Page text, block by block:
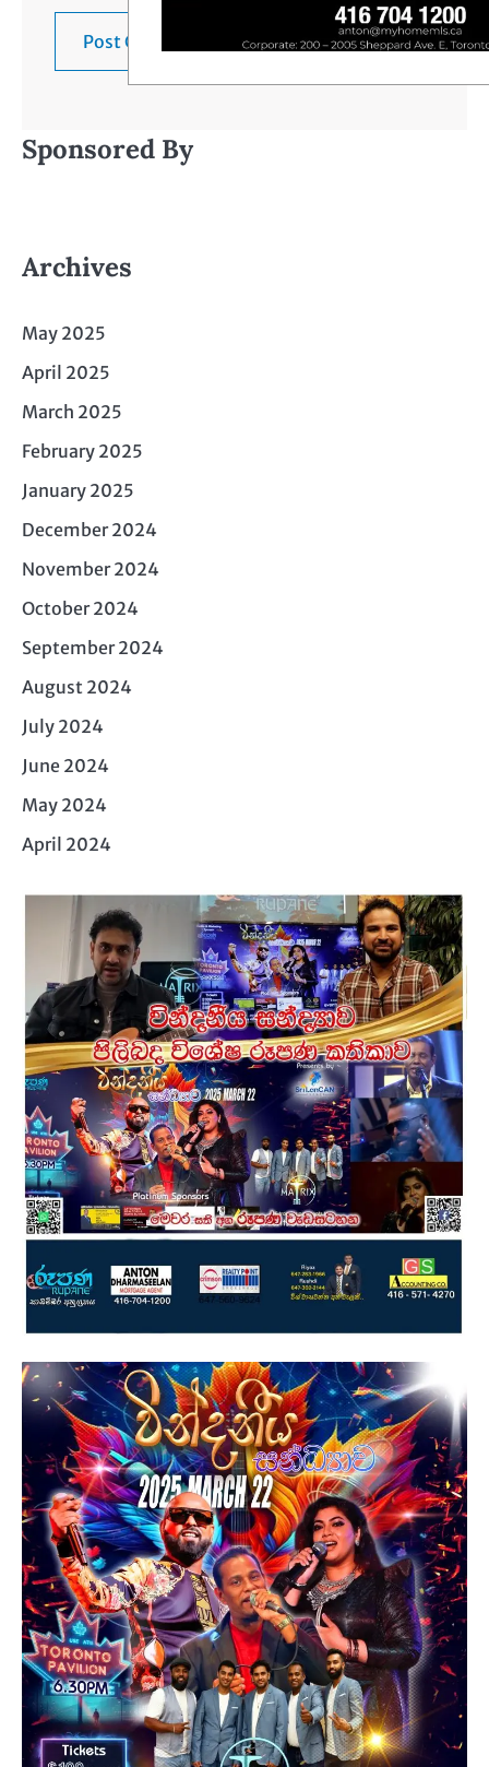
Sponsored By
Archives
May 2025
April 2025
March 2025
February 2025
January 2025
December 2024
November 2024
October 2024
September 2024
August 2024
July 2024
June 2024
May 2024
April 2024